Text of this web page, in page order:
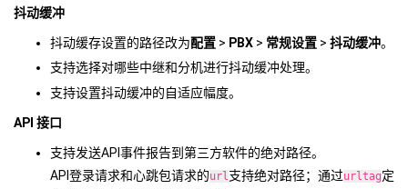
抖动缓冲
抖动缓存设置的路径改为配置 > PBX > 常规设置 > 抖动缓冲。
支持选择对哪些中继和分机进行抖动缓冲处理。
支持设置抖动缓冲的自适应幅度。
API 接口
支持发送API事件报告到第三方软件的绝对路径。
API登录请求和心跳包请求的url支持绝对路径；通过urltag定